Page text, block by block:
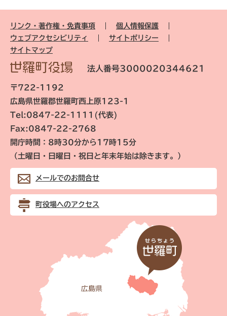
リンク・著作権・免責事項
個人情報保護
ウェブアクセシビリティ
サイトポリシー
サイトマップ
法人番号3000020344621
〒722-1192
広島県世羅郡世羅町西上原123-1
Tel:0847-22-1111(代表)
Fax:0847-22-2768
開庁時間：8時30分から17時15分
（土曜日・日曜日・祝日と年末年始は除きます。）
メールでのお問合せ
町役場へのアクセス